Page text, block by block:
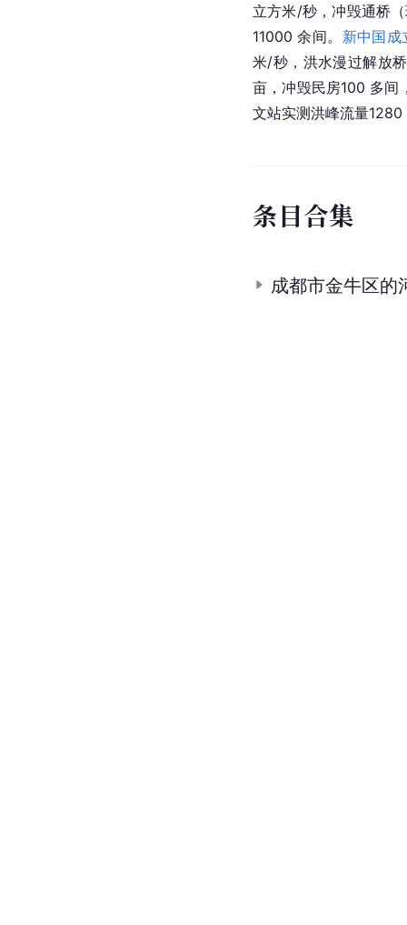
立方米/秒，冲毁通桥
11000 余间。 新中国成
米/秒，洪水漫过解放
亩，冲毁民房100 多间
文站实测洪峰流量
条目合集
成都市金牛区的